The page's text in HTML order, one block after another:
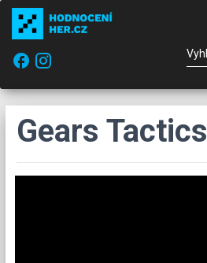
facebook
Gears Tactics